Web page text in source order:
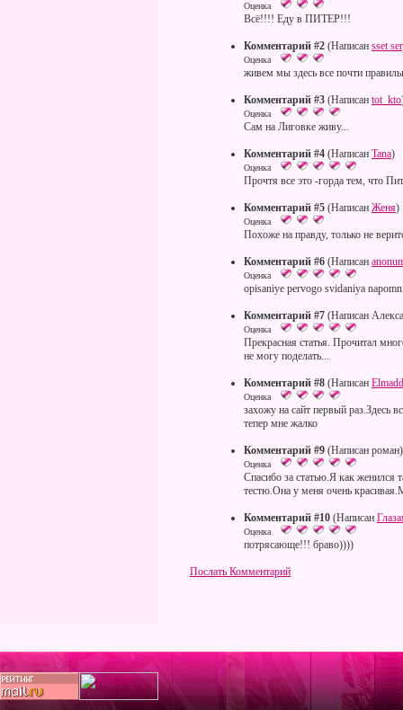
Оценка
Всё!!!! Еду в ПИТЕР!!!
Комментарий #2 (Написан sset
Оценка
живем мы здесь все почти
Комментарий #3 (Написан tot_kto
Оценка
Сам на Лиговке живу...
Комментарий #4 (Написан Tana)
Оценка
Прочтя все это -горда тем, что
Комментарий #5 (Написан Женя)
Оценка
Похоже на правду, только не
Комментарий #6 (Написан
Оценка
opisaniye pervogo svidaniya
Комментарий #7 (Написан
Оценка
Прекрасная статья. Прочитал
не могу поделать...
Комментарий #8 (Написан
Оценка
захожу на сайт первый раз.Здесь
тепер мне жалко
Комментарий #9 (Написан роман)
Оценка
Спасибо за статью.Я как женился
тестю.Она у меня очень
Комментарий #10 (Написан
Оценка
потрясающе!!! браво))))
Послать Комментарий